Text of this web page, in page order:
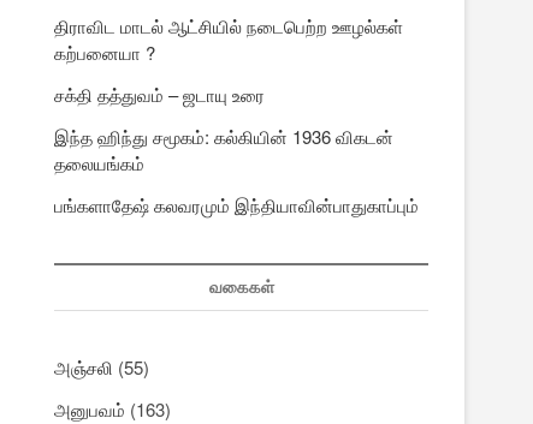
திராவிட மாடல் ஆட்சியில் நடைபெற்ற ஊழல்கள்
கற்பனையா ?
சக்தி தத்துவம் – ஜடாயு உரை
இந்த ஹிந்து சமூகம்: கல்கியின் 1936 விகடன்
தலையங்கம்
பங்களாதேஷ் கலவரமும் இந்தியாவின்பாதுகாப்பும்
வகைகள்
அஞ்சலி (55)
அனுபவம் (163)